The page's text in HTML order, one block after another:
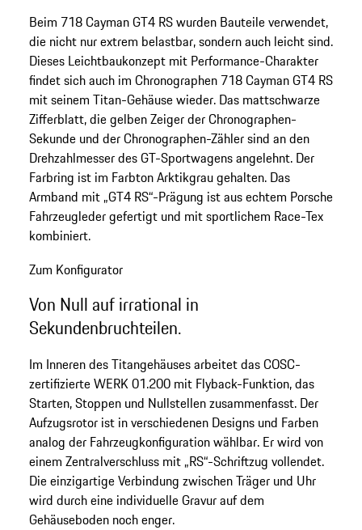
Beim 718 Cayman GT4 RS wurden Bauteile verwendet,
die nicht nur extrem belastbar, sondern auch leicht sind.
Dieses Leichtbaukonzept mit Performance-Charakter
findet sich auch im Chronographen 718 Cayman GT4 RS
mit seinem Titan-Gehäuse wieder. Das mattschwarze
Zifferblatt, die gelben Zeiger der Chronographen-
Sekunde und der Chronographen-Zähler sind an den
Drehzahlmesser des GT-Sportwagens angelehnt. Der
Farbring ist im Farbton Arktikgrau gehalten. Das
Armband mit „GT4 RS“-Prägung ist aus echtem Porsche
Fahrzeugleder gefertigt und mit sportlichem Race-Tex
kombiniert.
Zum Konfigurator
Von Null auf irrational in
Sekundenbruchteilen.
Im Inneren des Titangehäuses arbeitet das COSC-
zertifizierte WERK 01.200 mit Flyback-Funktion, das
Starten, Stoppen und Nullstellen zusammenfasst. Der
Aufzugsrotor ist in verschiedenen Designs und Farben
analog der Fahrzeugkonfiguration wählbar. Er wird von
einem Zentralverschluss mit „RS“-Schriftzug vollendet.
Die einzigartige Verbindung zwischen Träger und Uhr
wird durch eine individuelle Gravur auf dem
Gehäuseboden noch enger.